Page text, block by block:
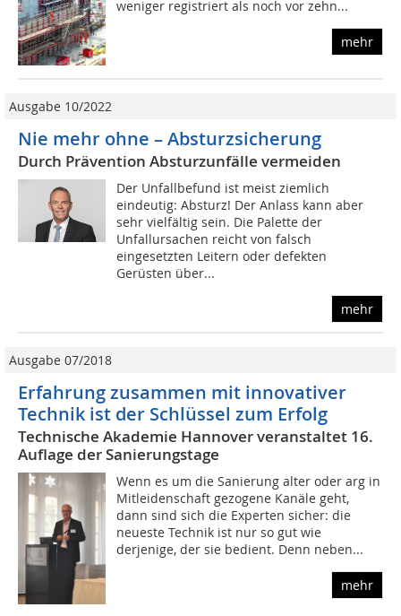
weniger registriert als noch vor zehn...
mehr
Ausgabe 10/2022
Nie mehr ohne – Absturzsicherung
Durch Prävention Absturzunfälle vermeiden
Der Unfallbefund ist meist ziemlich
eindeutig: Absturz! Der Anlass kann aber
sehr vielfältig sein. Die Palette der
Unfallursachen reicht von falsch
eingesetzten Leitern oder defekten
Gerüsten über...
mehr
Ausgabe 07/2018
Erfahrung zusammen mit innovativer
Technik ist der Schlüssel zum Erfolg
Technische Akademie Hannover veranstaltet 16.
Auflage der Sanierungstage
Wenn es um die Sanierung alter oder arg in
Mitleidenschaft gezogene Kanäle geht,
dann sind sich die Experten sicher: die
neueste Technik ist nur so gut wie
derjenige, der sie bedient. Denn neben...
mehr